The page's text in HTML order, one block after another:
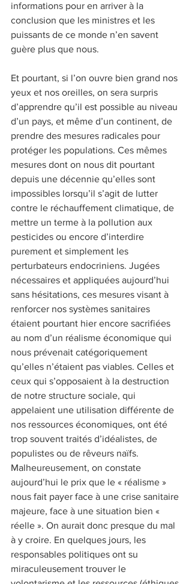
informations pour en arriver à la
conclusion que les ministres et les
puissants de ce monde n’en savent
guère plus que nous.
Et pourtant, si l’on ouvre bien grand nos
yeux et nos oreilles, on sera surpris
d’apprendre qu’il est possible au niveau
d’un pays, et même d’un continent, de
prendre des mesures radicales pour
protéger les populations. Ces mêmes
mesures dont on nous dit pourtant
depuis une décennie qu’elles sont
impossibles lorsqu’il s’agit de lutter
contre le réchauffement climatique, de
mettre un terme à la pollution aux
pesticides ou encore d’interdire
purement et simplement les
perturbateurs endocriniens. Jugées
nécessaires et appliquées aujourd’hui
sans hésitations, ces mesures visant à
renforcer nos systèmes sanitaires
étaient pourtant hier encore sacrifiées
au nom d’un réalisme économique qui
nous prévenait catégoriquement
qu’elles n’étaient pas viables. Celles et
ceux qui s’opposaient à la destruction
de notre structure sociale, qui
appelaient une utilisation différente de
nos ressources économiques, ont été
trop souvent traités d’idéalistes, de
populistes ou de rêveurs naïfs.
Malheureusement, on constate
aujourd’hui le prix que le « réalisme »
nous fait payer face à une crise sanitaire
majeure, face à une situation bien «
réelle ». On aurait donc presque du mal
à y croire. En quelques jours, les
responsables politiques ont su
miraculeusement trouver le